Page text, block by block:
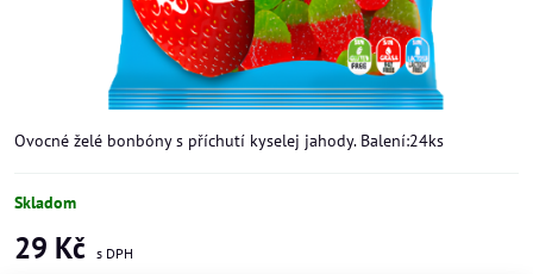
Ovocné želé bonbóny s příchutí kyselej jahody. Balení:24ks
Skladom
29 Kč